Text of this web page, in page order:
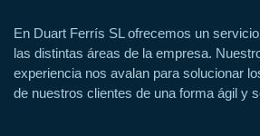
En Duart Ferrís SL ofrecemos un
las distintas áreas de la empresa.
experiencia nos avalan para solucionar
de nuestros clientes de una forma ágil y